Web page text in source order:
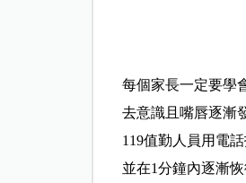
每個家長一定要學
去意識且嘴唇逐漸
119值勤人員用電
並在1分鐘內逐漸恢